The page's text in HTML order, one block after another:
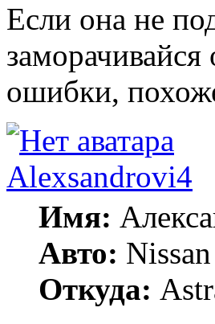
Если она не
ошибки,
Alexsandrovi4
Имя:
Авто:
Откуда: